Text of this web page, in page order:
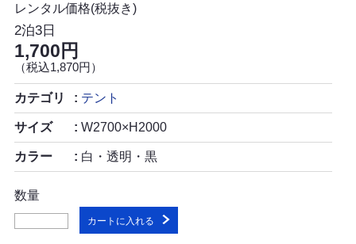
レンタル価格(税抜き)
2泊3日
1,700円
（税込1,870円）
カテゴリ テント
サイズ W2700×H2000
カラー 白・透明・黒
数量
カートに入れる